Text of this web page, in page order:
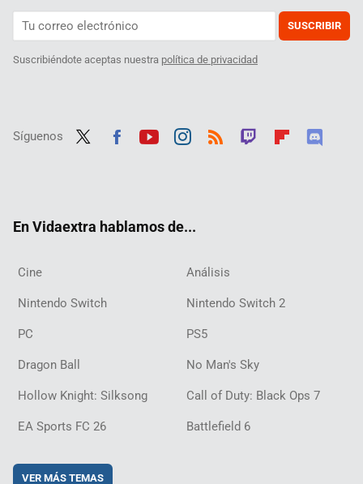
SUSCRIBIR
Suscribiéndote aceptas nuestra política de privacidad
Síguenos
En Vidaextra hablamos de...
Cine Análisis
Nintendo Switch Nintendo Switch 2
PC PS5
Dragon Ball No Man's Sky
Hollow Knight: Silksong Call of Duty: Black Ops 7
EA Sports FC 26 Battlefield 6
VER MÁS TEMAS